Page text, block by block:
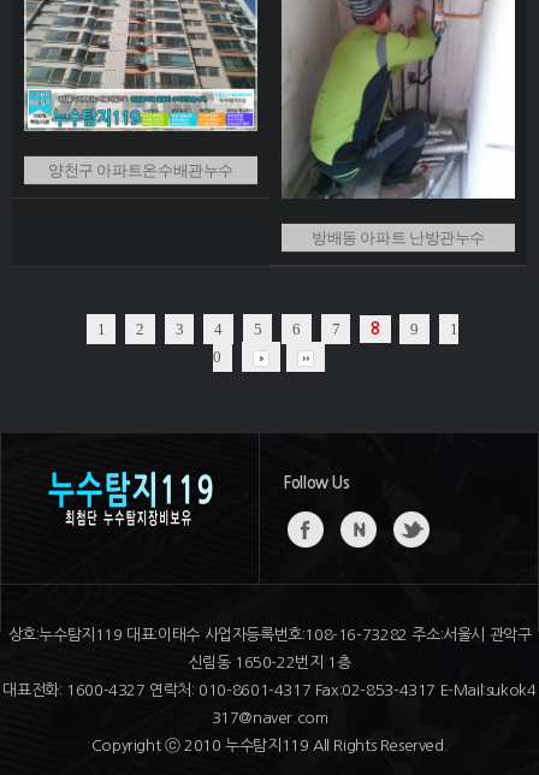
양천구 아파트온수배관누수
방배동 아파트 난방관누수
1 2 3 4 5 6 7 8 9
1
0
Follow Us
상호:누수탐지119 대표:이태수 사업자등록번호:108-16-73282 주소:서울시 관악구
신림동 1650-22번지 1층
대표전화: 1600-4327 연락처: 010-8601-4317 Fax:02-853-4317 E-Mail:sukok4
317@naver.com
Copyright ⓒ 2010 누수탐지119 All Rights Reserved.